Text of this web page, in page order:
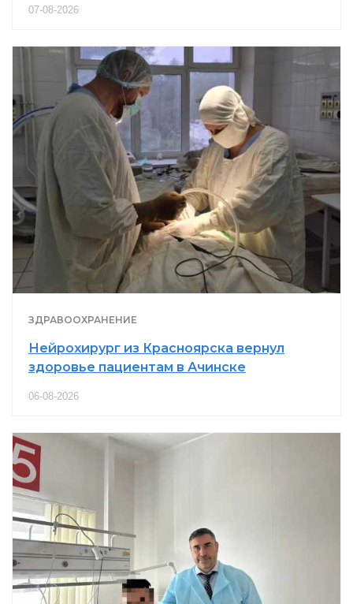
07-08-2026
ЗДРАВООХРАНЕНИЕ
Нейрохирург из Красноярска вернул
здоровье пациентам в Ачинске
06-08-2026